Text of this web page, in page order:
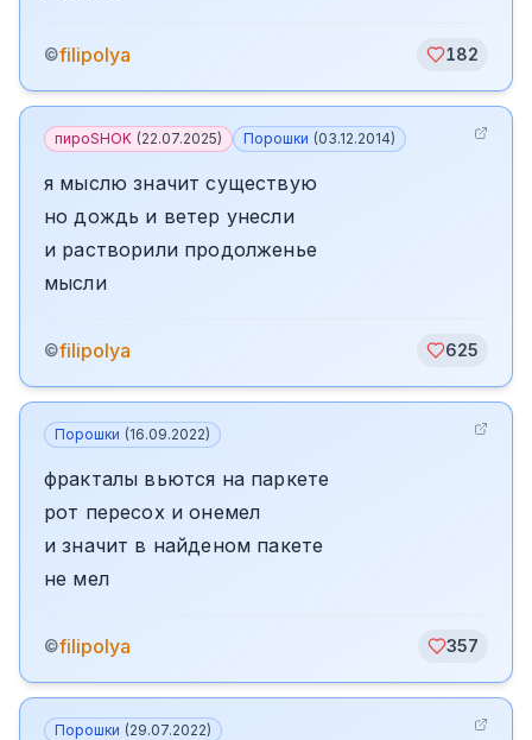
©filipolya 182
пироSHOK (22.07.2025) Порошки (03.12.2014)
я мыслю значит существую
но дождь и ветер унесли
и растворили продолженье
мысли
©filipolya 625
Порошки (16.09.2022)
фракталы вьются на паркете
рот пересох и онемел
и значит в найденом пакете
не мел
©filipolya 357
Порошки (29.07.2022)